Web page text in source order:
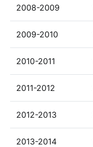
2008-2009
2009-2010
2010-2011
2011-2012
2012-2013
2013-2014